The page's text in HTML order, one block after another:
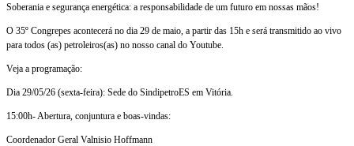
Soberania e segurança energética: a responsabilidade de um futuro em nossas mãos!
O 35º Congrepes acontecerá no dia 29 de maio, a partir das 15h e será transmitido ao vivo
para todos (as) petroleiros(as) no nosso canal do Youtube.
Veja a programação:
Dia 29/05/26 (sexta-feira): Sede do SindipetroES em Vitória.
15:00h- Abertura, conjuntura e boas-vindas:
Coordenador Geral Valnisio Hoffmann